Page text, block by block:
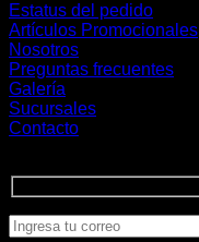
Estatus del pedido
Artículos Promocionales
Nosotros
Preguntas frecuentes
Galería
Sucursales
Contacto